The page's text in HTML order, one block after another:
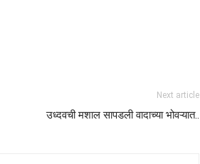
Next article
उध्दवची मशाल सापडली वादाच्या भोवऱ्यात..